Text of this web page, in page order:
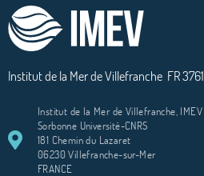
Institut de la Mer de Villefranche FR 3761
Institut de la Mer de Villefranche, IMEV
Sorbonne Université-CNRS
181 Chemin du Lazaret
06230 Villefranche-sur-Mer
FRANCE